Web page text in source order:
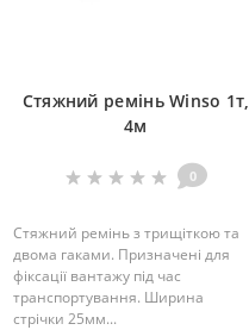
Стяжний ремінь Winso 1т,
4м
0
Стяжний ремінь з трищіткою та
двома гаками. Призначені для
фіксації вантажу під час
транспортування. Ширина
стрічки 25мм...